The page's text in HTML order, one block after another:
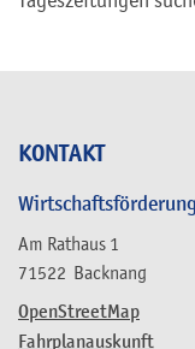
KONTAKT
Wirtschaftsförderung
Am Rathaus 1
71522 Backnang
OpenStreetMap
Fahrplanauskunft